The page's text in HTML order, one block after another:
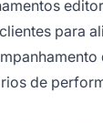
para
de